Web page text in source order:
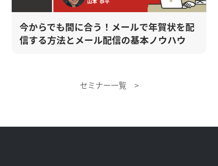
今からでも間に合う！メールで年賀状を配
信する方法とメール配信の基本ノウハウ
セミナー一覧 >